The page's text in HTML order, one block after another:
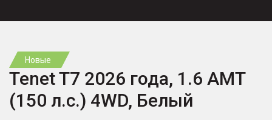
Новые
Tenet T7 2026 года, 1.6 AMT
(150 л.с.) 4WD, Белый